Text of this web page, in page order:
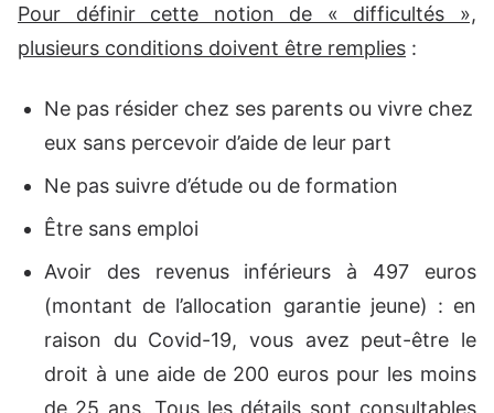
Pour définir cette notion de « difficultés »,
plusieurs conditions doivent être remplies :
Ne pas résider chez ses parents ou vivre chez
eux sans percevoir d’aide de leur part
Ne pas suivre d’étude ou de formation
Être sans emploi
Avoir des revenus inférieurs à 497 euros
(montant de l’allocation garantie jeune) : en
raison du Covid-19, vous avez peut-être le
droit à une aide de 200 euros pour les moins
de 25 ans. Tous les détails sont consultables